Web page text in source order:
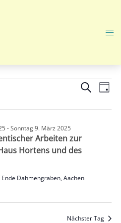
und
SUCHE
TAG
Arbeiten zur
Hortens und des
-Sonntag 9. März 2025
Dahmengraben, Aachen
Nächster Tag